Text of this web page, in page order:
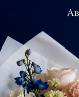
Букет с
4600 р.